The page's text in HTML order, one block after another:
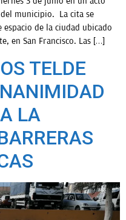
municipio. La cita se
de la ciudad ubicado
en San Francisco. Las […]
TELDE
LA